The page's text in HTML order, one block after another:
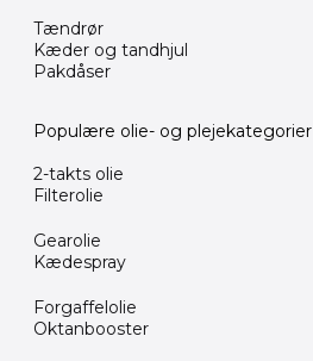
Tændrør
Kæder og tandhjul
Pakdåser
Populære olie- og plejekategorier
2-takts olie
Filterolie
Gearolie
Kædespray
Forgaffelolie
Oktanbooster